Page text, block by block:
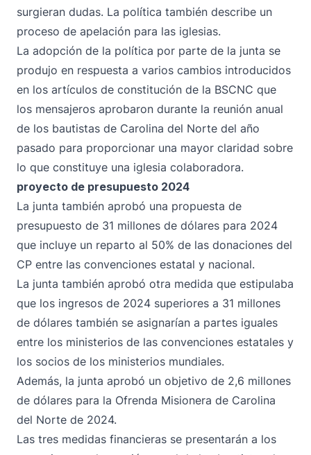
surgieran dudas. La política también describe un
proceso de apelación para las iglesias.
La adopción de la política por parte de la junta se
produjo en respuesta a varios cambios introducidos
en los artículos de constitución de la BSCNC que
los mensajeros aprobaron durante la reunión anual
de los bautistas de Carolina del Norte del año
pasado para proporcionar una mayor claridad sobre
lo que constituye una iglesia colaboradora.
proyecto de presupuesto 2024
La junta también aprobó una propuesta de
presupuesto de 31 millones de dólares para 2024
que incluye un reparto al 50% de las donaciones del
CP entre las convenciones estatal y nacional.
La junta también aprobó otra medida que estipulaba
que los ingresos de 2024 superiores a 31 millones
de dólares también se asignarían a partes iguales
entre los ministerios de las convenciones estatales y
los socios de los ministerios mundiales.
Además, la junta aprobó un objetivo de 2,6 millones
de dólares para la Ofrenda Misionera de Carolina
del Norte de 2024.
Las tres medidas financieras se presentarán a los